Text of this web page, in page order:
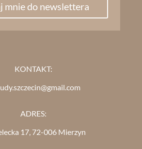
mnie do newslettera
KONTAKT:
ADRES:
17, 72-006 Mierzyn